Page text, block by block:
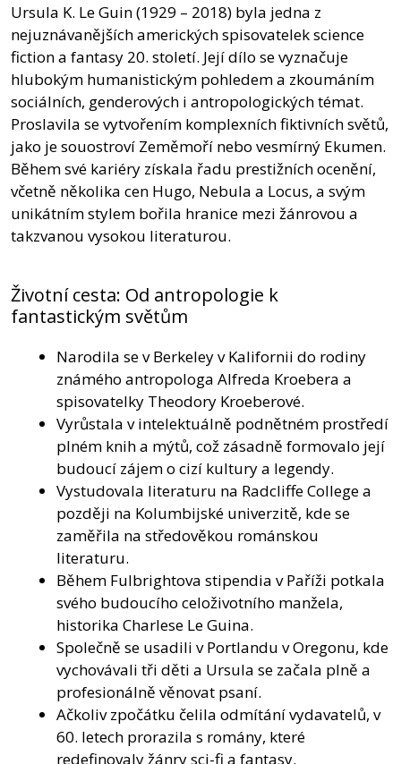
Ursula K. Le Guin (1929 – 2018) byla jedna z
nejuznávanějších amerických spisovatelek science
fiction a fantasy 20. století. Její dílo se vyznačuje
hlubokým humanistickým pohledem a zkoumáním
sociálních, genderových i antropologických témat.
Proslavila se vytvořením komplexních fiktivních světů,
jako je souostroví Zeměmoří nebo vesmírný Ekumen.
Během své kariéry získala řadu prestižních ocenění,
včetně několika cen Hugo, Nebula a Locus, a svým
unikátním stylem bořila hranice mezi žánrovou a
takzvanou vysokou literaturou.
Životní cesta: Od antropologie k
fantastickým světům
Narodila se v Berkeley v Kalifornii do rodiny
známého antropologa Alfreda Kroebera a
spisovatelky Theodory Kroeberové.
Vyrůstala v intelektuálně podnětném prostředí
plném knih a mýtů, což zásadně formovalo její
budoucí zájem o cizí kultury a legendy.
Vystudovala literaturu na Radcliffe College a
později na Kolumbijské univerzitě, kde se
zaměřila na středověkou románskou
literaturu.
Během Fulbrightova stipendia v Paříži potkala
svého budoucího celoživotního manžela,
historika Charlese Le Guina.
Společně se usadili v Portlandu v Oregonu, kde
vychovávali tři děti a Ursula se začala plně a
profesionálně věnovat psaní.
Ačkoliv zpočátku čelila odmítání vydavatelů, v
60. letech prorazila s romány, které
redefinovaly žánry sci-fi a fantasy.